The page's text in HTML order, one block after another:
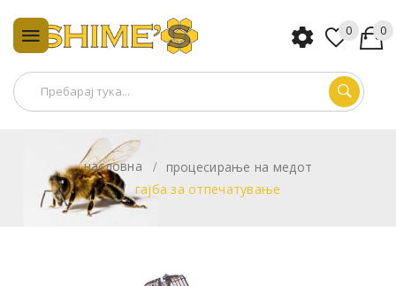
0 0
насловна
процесирање на медот
гајба за отпечатување